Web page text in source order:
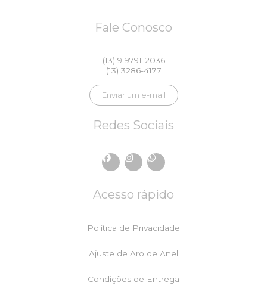
Fale Conosco
(13) 9 9791-2036
(13) 3286-4177
Enviar um e-mail
Redes Sociais
F
b
o
a
m
W
s
a
Acesso rápido
Política de Privacidade
Ajuste de Aro de Anel
Condições de Entrega